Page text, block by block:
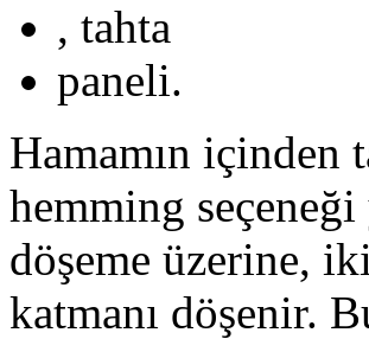
, tahta
paneli.
Hamamın içinden
hemming seçeneği
döşeme üzerine,
katmanı döşenir.